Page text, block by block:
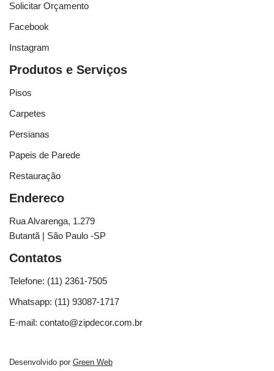
Solicitar Orçamento
Facebook
Instagram
Produtos e Serviços
Pisos
Carpetes
Persianas
Papeis de Parede
Restauração
Endereco
Rua Alvarenga, 1.279
Butantã | São Paulo -SP
Contatos
Telefone: (11) 2361-7505
Whatsapp: (11) 93087-1717
E-mail: contato@zipdecor.com.br
Desenvolvido por Green Web